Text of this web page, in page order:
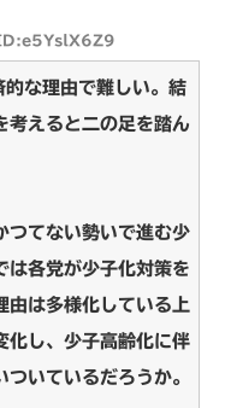
な理由で難しい。結
考えると二の足を踏ん
つてない勢いで進む少
は各党が少子化対策を
由は多様化している上
化し、少子高齢化に伴
いているだろうか。